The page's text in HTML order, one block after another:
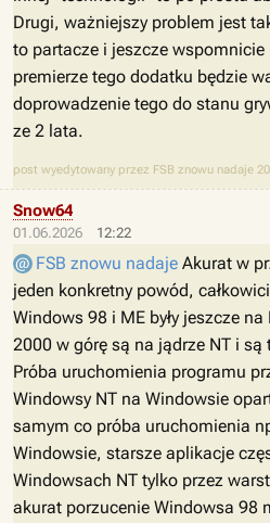
Drugi, ważniejszy problem jest
to partacze i jeszcze wspomnicie
premierze tego dodatku będzie
doprowadzenie tego do stanu
ze 2 lata.
post wyedytowany przez FSB znowu nadaje
01.06.2026 12:22
Snow64
FSB znowu nadaje Akurat w
jeden konkretny powód,
Windows 98 i ME były jeszcze
2000 w górę są na jądrze NT i są
Próba uruchomienia programu
Windowsy NT na Windowsie
samym co próba uruchomienia
Windowsie, starsze aplikacje
Windowsach NT tylko przez
akurat porzucenie Windowsa 98